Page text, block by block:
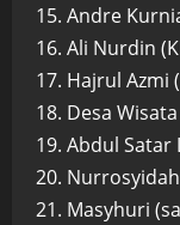
15. Andre
16. Ali Nurdin
17. Hajrul Azmi
18. Desa
19. Abdul Satar
20.
21. Masyhuri